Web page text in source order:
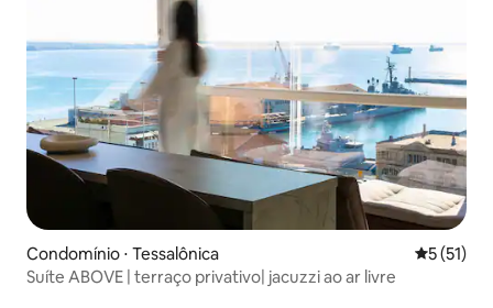
Condomínio ⋅ Tessalônica 5 de uma
5 (51)
Suíte ABOVE | terraço privativo| jacuzzi ao ar livre